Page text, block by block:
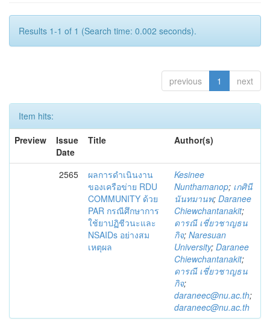
Results 1-1 of 1 (Search time: 0.002 seconds).
previous 1 next
Item hits:
Preview
Issue
Date
Title Author(s)
2565
ผลการดำเนินงาน
ของเครือข่าย RDU
COMMUNITY ด้วย
PAR กรณีศึกษาการ
ใช้ยาปฏิชีวนะและ
NSAIDs อย่างสม
เหตุผล
Kesinee
Nunthamanop; เกศินี
นันทมานพ; Daranee
Chiewchantanakit;
ดารณี เชี่ยวชาญธน
กิจ; Naresuan
University; Daranee
Chiewchantanakit;
ดารณี เชี่ยวชาญธน
กิจ;
daraneec@nu.ac.th;
daraneec@nu.ac.th